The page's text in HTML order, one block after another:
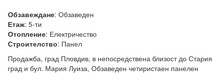
Обзавеждане: Обзаведен
Етаж: 5-ти
Отопление: Електричество
Строителство: Панел
Продажба, град Пловдив, в непосредствена близост до Стария
град и бул. Мария Луиза, Обзаведен четиристаен панелен